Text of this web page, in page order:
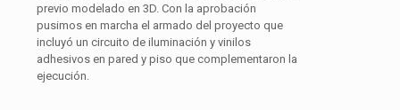
previo modelado en 3D. Con la aprobación
pusimos en marcha el armado del proyecto que
incluyó un circuito de iluminación y vinilos
adhesivos en pared y piso que complementaron la
ejecución.